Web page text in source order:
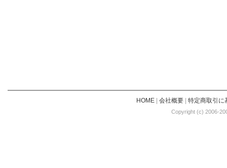
HOME| 会社概要| 特定商取引に
Copyright (c) 2006-